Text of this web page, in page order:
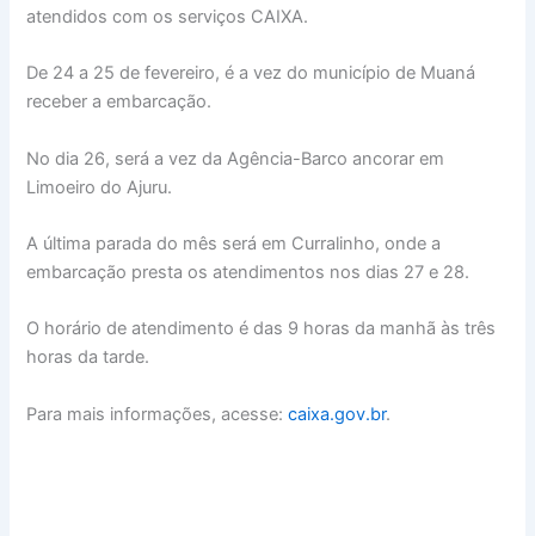
atendidos com os serviços CAIXA.
De 24 a 25 de fevereiro, é a vez do município de Muaná
receber a embarcação.
No dia 26, será a vez da Agência-Barco ancorar em
Limoeiro do Ajuru.
A última parada do mês será em Curralinho, onde a
embarcação presta os atendimentos nos dias 27 e 28.
O horário de atendimento é das 9 horas da manhã às três
horas da tarde.
Para mais informações, acesse:caixa.gov.br.